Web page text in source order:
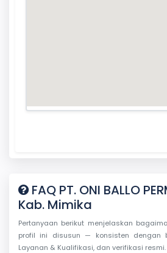
FAQ PT. ONI BALLO
Kab. Mimika
Pertanyaan berikut menjelaskan
profil ini disusun — konsisten dengan
Layanan & Kualifikasi, dan verifikasi resmi.